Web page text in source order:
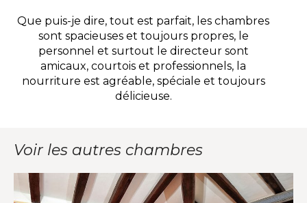
Que puis-je dire, tout est parfait, les chambres
sont spacieuses et toujours propres, le
personnel et surtout le directeur sont
amicaux, courtois et professionnels, la
nourriture est agréable, spéciale et toujours
délicieuse.
Voir les autres chambres